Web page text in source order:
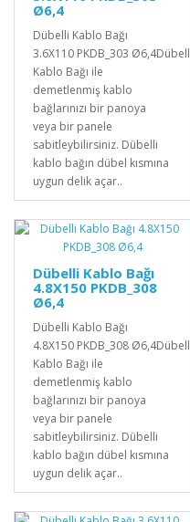
Ø6,4
Dübelli Kablo Bağı
3.6X110 PKDB_303 Ø6,4Dübelli
Kablo Bağı ile
demetlenmiş kablo
bağlarınızı bir panoya
veya bir panele
sabitleybilirsiniz. Dübelli
kablo bağın dübel kısmına
uygun delik açar..
Dübelli Kablo Bağı
4.8X150 PKDB_308
Ø6,4
Dübelli Kablo Bağı
4.8X150 PKDB_308 Ø6,4Dübelli
Kablo Bağı ile
demetlenmiş kablo
bağlarınızı bir panoya
veya bir panele
sabitleybilirsiniz. Dübelli
kablo bağın dübel kısmına
uygun delik açar..